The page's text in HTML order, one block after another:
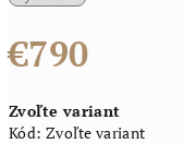
€790
cena:
Zvoľte variant
Kód: Zvoľte variant